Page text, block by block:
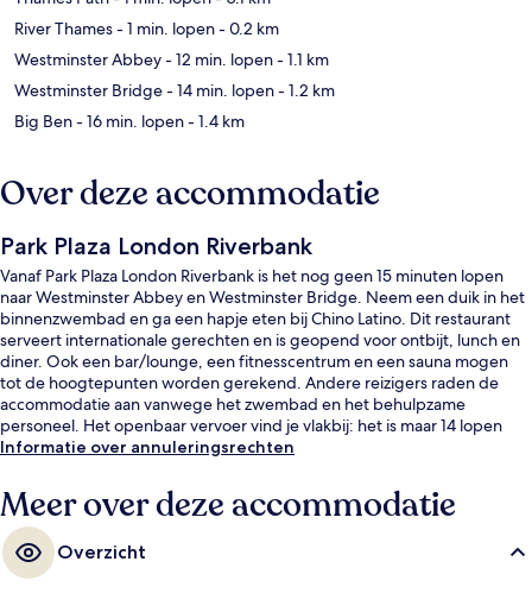
River Thames- 1 min. lopen- 0.2 km
Westminster Abbey- 12 min. lopen- 1.1 km
Westminster Bridge- 14 min. lopen- 1.2 km
Big Ben- 16 min. lopen- 1.4 km
Over deze accommodatie
Park Plaza London Riverbank
Vanaf Park Plaza London Riverbank is het nog geen 15 minuten lopen
naar Westminster Abbey en Westminster Bridge. Neem een duik in het
binnenzwembad en ga een hapje eten bij Chino Latino. Dit restaurant
serveert internationale gerechten en is geopend voor ontbijt, lunch en
diner. Ook een bar/lounge, een fitnesscentrum en een sauna mogen
tot de hoogtepunten worden gerekend. Andere reizigers raden de
accommodatie aan vanwege het zwembad en het behulpzame
personeel. Het openbaar vervoer vind je vlakbij: het is maar 14 lopen
naar Lambeth North Underground Station.
Informatie over annuleringsrechten
Meer over deze accommodatie
Overzicht